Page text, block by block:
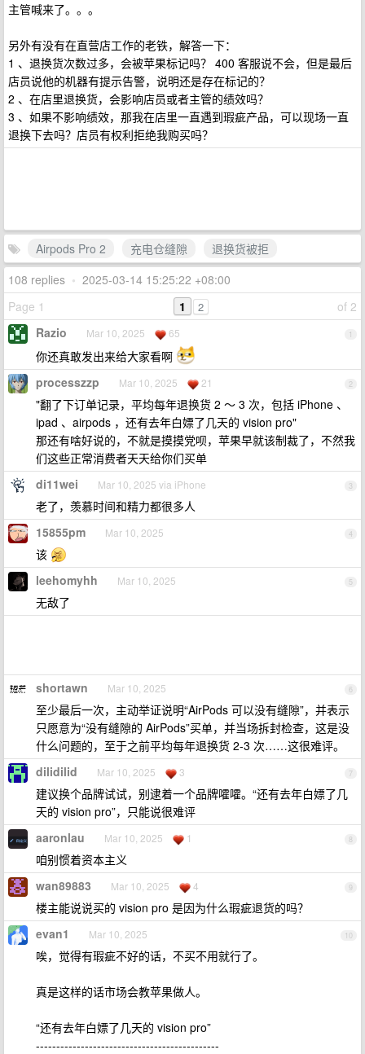
主管喊来了。。。
另外有没有在直营店工作的老铁，解答一下：
1 、退换货次数过多，会被苹果标记吗？ 400 客服说不会，但是最后
店员说他的机器有提示告警，说明还是存在标记的？
2 、在店里退换货，会影响店员或者主管的绩效吗？
3 、如果不影响绩效，那我在店里一直遇到瑕疵产品，可以现场一直
退换下去吗？店员有权利拒绝我购买吗？
Airpods Pro 2 充电仓缝隙
退换货被拒
108 replies • 2025-03-14 15:25:22 +08:00
Page 1
of 2
1 2
1
Razio Mar 10, 2025 65
你还真敢发出来给大家看啊
2
processzzp Mar 10, 2025 21
"翻了下订单记录，平均每年退换货 2 ～ 3 次，包括 iPhone 、
ipad 、airpods ，还有去年白嫖了几天的 vision pro"
那还有啥好说的，不就是摸摸党呗，苹果早就该制裁了，不然我
们这些正常消费者天天给你们买单
3
di11wei Mar 10, 2025 via iPhone
老了，羡慕时间和精力都很多人
4
15855pm Mar 10, 2025
该
5
leehomyhh Mar 10, 2025
无敌了
6
shortawn Mar 10, 2025
至少最后一次，主动举证说明“AirPods 可以没有缝隙”，并表示
只愿意为“没有缝隙的 AirPods”买单，并当场拆封检查，这是没
什么问题的，至于之前平均每年退换货 2-3 次……这很难评。
7
dilidilid Mar 10, 2025 3
建议换个品牌试试，别逮着一个品牌嚯嚯。“还有去年白嫖了几
天的 vision pro”，只能说很难评
8
aaronlau Mar 10, 2025 1
咱别惯着资本主义
9
wan89883 Mar 10, 2025 4
楼主能说说买的 vision pro 是因为什么瑕疵退货的吗？
10
evan1 Mar 10, 2025
唉，觉得有瑕疵不好的话，不买不用就行了。
真是这样的话市场会教苹果做人。
“还有去年白嫖了几天的 vision pro”
---------------------------------------------